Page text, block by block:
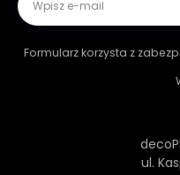
Formularz korzysta z
ul.